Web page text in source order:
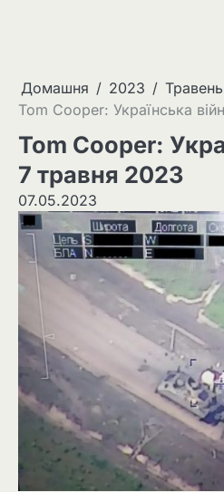
Домашня 2023 Травень
Tom Cooper: Українська
Tom Cooper:
7 травня 2023
07.05.2023